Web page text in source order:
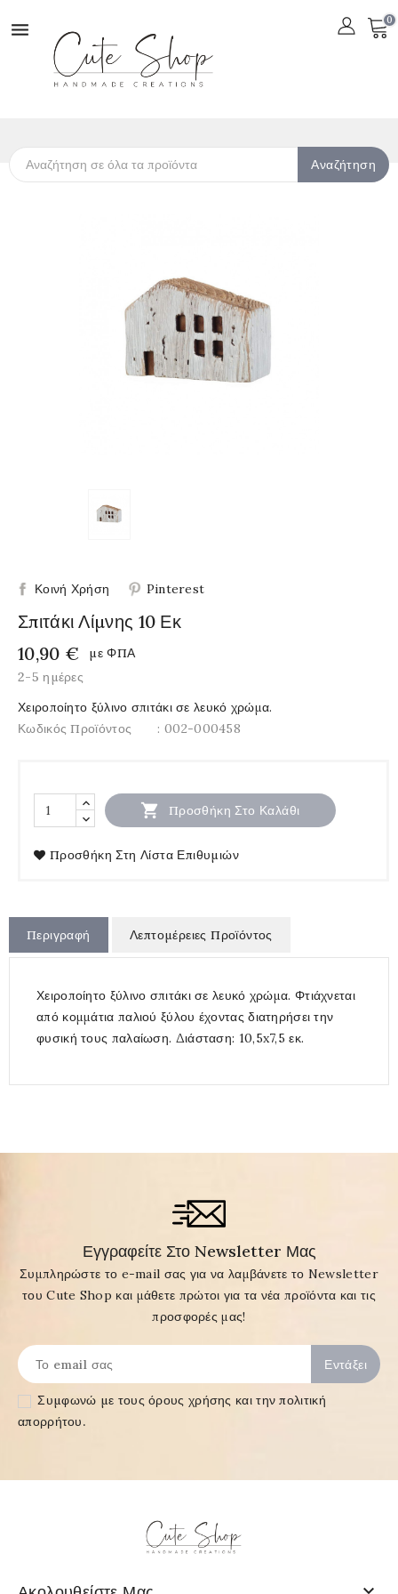
 0
Αναζήτηση
Κοινή Χρήση Pinterest
Σπιτάκι Λίμνης 10 Εκ
10,90 €
με ΦΠΑ
2-5 ημέρες
Χειροποίητο ξύλινο σπιτάκι σε λευκό χρώμα.
Κωδικός Προϊόντος
: 002-000458
 Προσθήκη Στο Καλάθι
Προσθήκη Στη Λίστα Επιθυμιών
Περιγραφή Λεπτομέρειες Προϊόντος
Χειροποίητο ξύλινο σπιτάκι σε λευκό χρώμα. Φτιάχνεται
από κομμάτια παλιού ξύλου έχοντας διατηρήσει την
φυσική τους παλαίωση. Διάσταση: 10,5x7,5 εκ.
Εγγραφείτε Στο Newsletter Μας
Συμπληρώστε το e-mail σας για να λαμβάνετε το Newsletter
του Cute Shop και μάθετε πρώτοι για τα νέα προϊόντα και τις
προσφορές μας!
Συμφωνώ με τουςόρους χρήσης και την πολιτική
απορρήτου.